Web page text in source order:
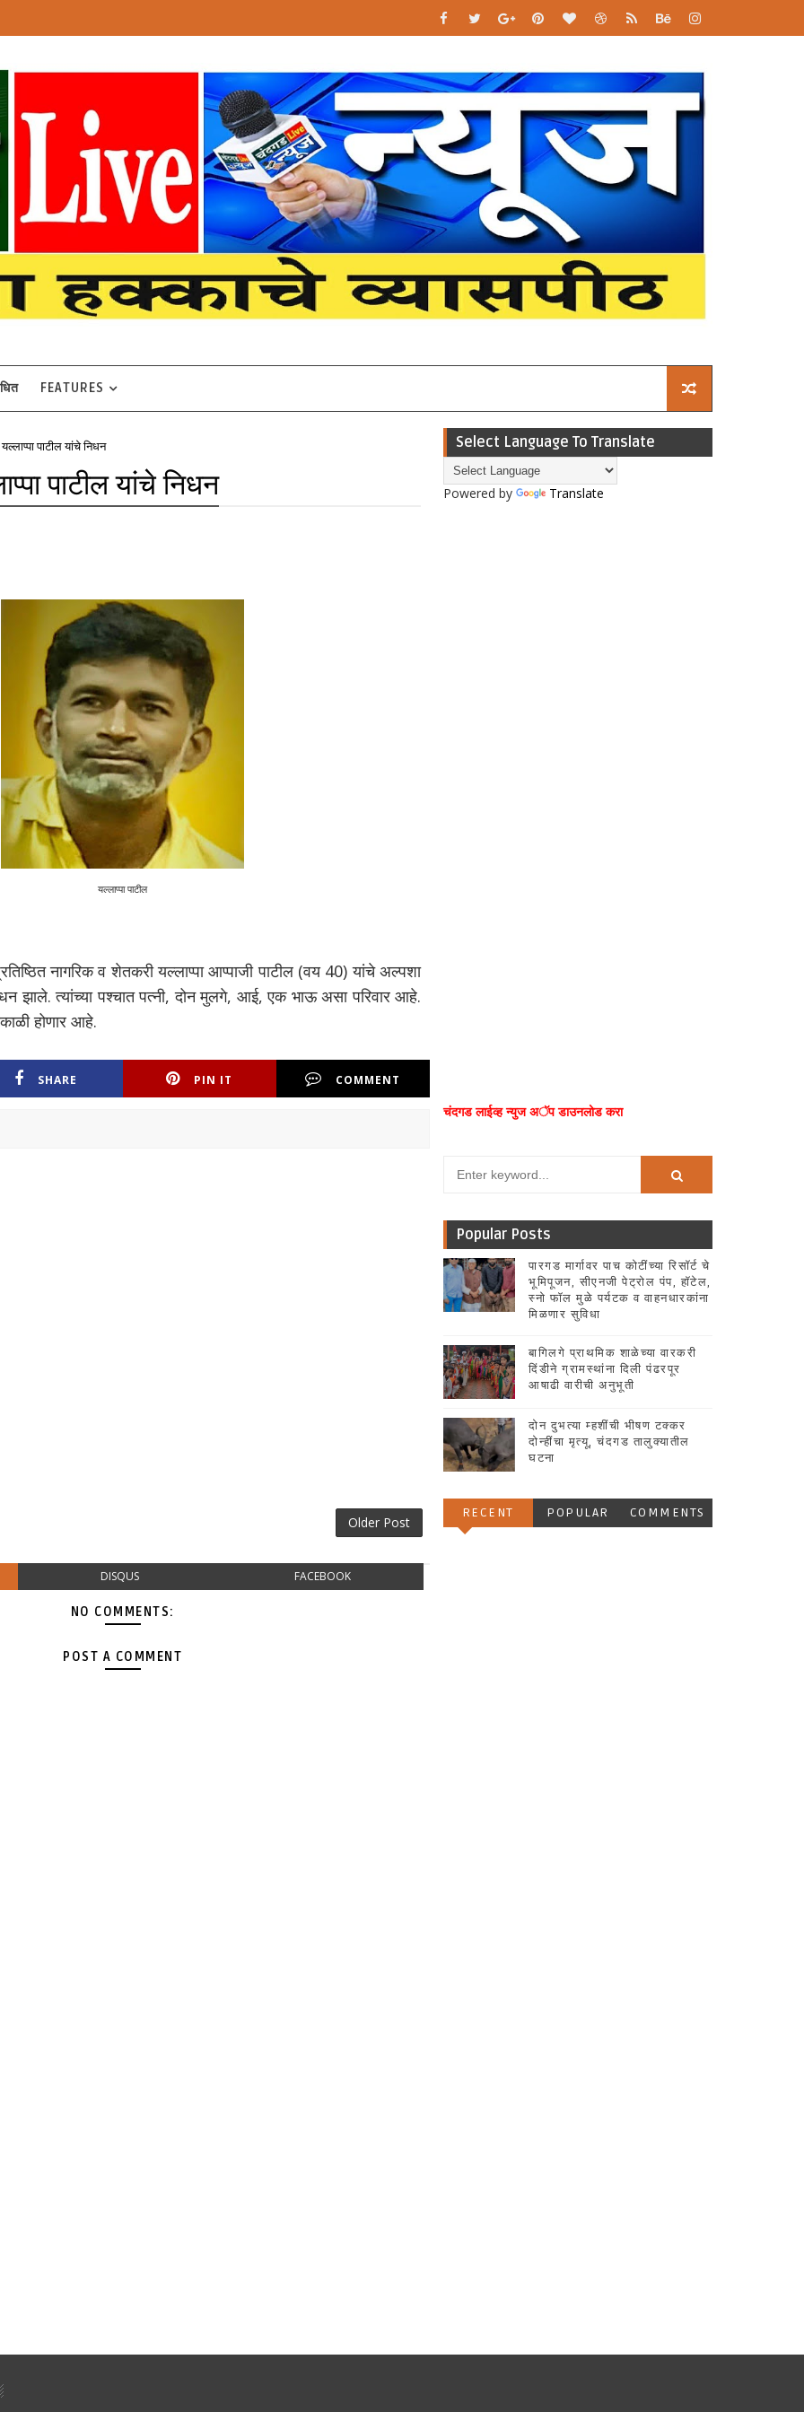
FEATURES
पाटील यांचे निधन
पाटील यांचे निधन
यल्लाप्पा पाटील
नागरिक व शेतकरी यल्लाप्पा आप्पाजी पाटील (वय 40) यांचे अल्पशा
झाले. त्यांच्या पश्चात पत्नी, दोन मुलगे, आई, एक भाऊ असा परिवार आहे.
होणार आहे.
SHARE PIN IT COMMENT
Older Post
DISQUS FACEBOOK
NO COMMENTS:
POST A COMMENT
Select Language To Translate
Powered by Translate
चंदगड लाईव्ह न्युज अॅप डाउनलोड करा
Popular Posts
पारगड मार्गावर पाच कोटींच्या रिसॉर्ट चे
भूमिपूजन, सीएनजी पेट्रोल पंप, हॉटेल,
स्नो फॉल मुळे पर्यटक व वाहनधारकांना
मिळणार सुविधा
बागिलगे प्राथमिक शाळेच्या वारकरी
दिंडीने ग्रामस्थांना दिली पंढरपूर
आषाढी वारीची अनुभूती
दोन दुभत्या म्हशींची भीषण टक्कर
दोन्हींचा मृत्यू, चंदगड तालुक्यातील
घटना
RECENT POPULAR COMMENTS